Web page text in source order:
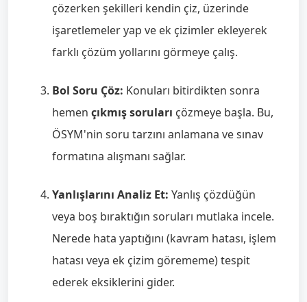
çözerken şekilleri kendin çiz, üzerinde
işaretlemeler yap ve ek çizimler ekleyerek
farklı çözüm yollarını görmeye çalış.
Bol Soru Çöz: Konuları bitirdikten sonra
hemen çıkmış soruları çözmeye başla. Bu,
ÖSYM'nin soru tarzını anlamana ve sınav
formatına alışmanı sağlar.
Yanlışlarını Analiz Et: Yanlış çözdüğün
veya boş bıraktığın soruları mutlaka incele.
Nerede hata yaptığını (kavram hatası, işlem
hatası veya ek çizim görememe) tespit
ederek eksiklerini gider.